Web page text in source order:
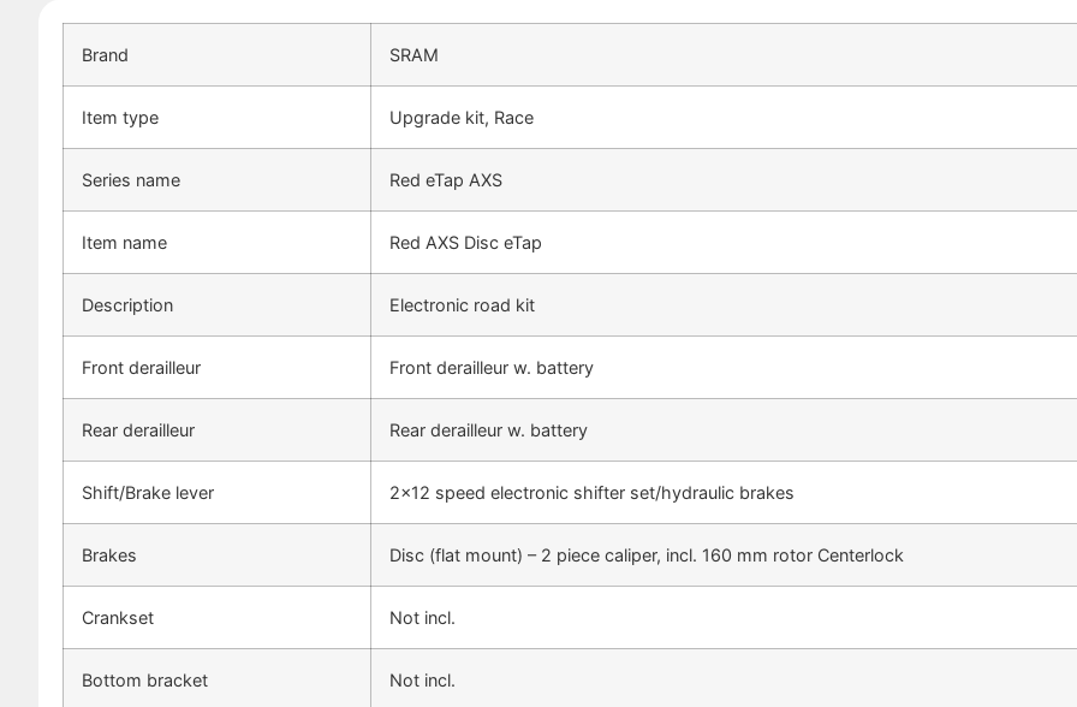
Brand SRAM
Item type Upgrade kit, Race
Series name Red eTap AXS
Item name Red AXS Disc eTap
Description Electronic road kit
Front derailleur Front derailleur w. battery
Rear derailleur Rear derailleur w. battery
Shift/Brake lever 2×12 speed electronic shifter set/hydraulic brakes
Brakes Disc (flat mount) – 2 piece caliper, incl. 160 mm rotor Centerlock
Crankset Not incl.
Bottom bracket Not incl.